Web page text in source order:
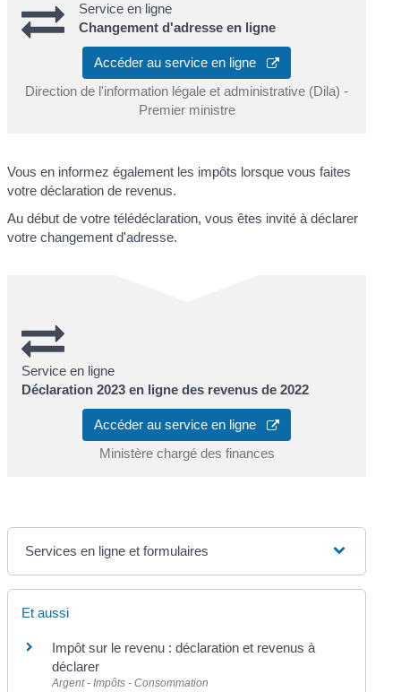
Service en ligne
Changement d'adresse en ligne
Accéder au service en ligne
Direction de l'information légale et administrative (Dila) -
Premier ministre
Vous en informez également les impôts lorsque vous faites
votre déclaration de revenus.
Au début de votre télédéclaration, vous êtes invité à déclarer
votre changement d'adresse.
Service en ligne
Déclaration 2023 en ligne des revenus de 2022
Accéder au service en ligne
Ministère chargé des finances
Services en ligne et formulaires
Et aussi
Impôt sur le revenu : déclaration et revenus à
déclarer
Argent - Impôts - Consommation